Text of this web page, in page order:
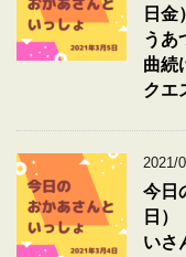
日金
うあ
曲続
クエ
2021/
今日
日）
いさ